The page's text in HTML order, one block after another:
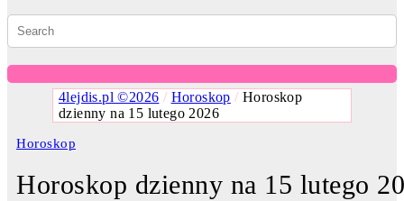
4lejdis.pl ©2026 / Horoskop /Horoskop
dzienny na 15 lutego 2026
Horoskop
Horoskop dzienny na 15 lutego